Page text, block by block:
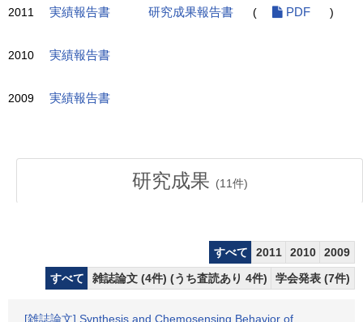
2011 実績報告書 研究成果報告書 ( PDF )
2010 実績報告書
2009 実績報告書
研究成果 (11件)
すべて 2011 2010
2009
すべて
雑誌論文 (4件) (うち査読あり 4件) 学会発表 (7件)
[雑誌論文] Synthesis and Chemosensing Behavior of